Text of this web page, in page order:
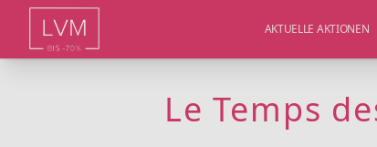
AKTUELLE AKTIONEN
Le Temps